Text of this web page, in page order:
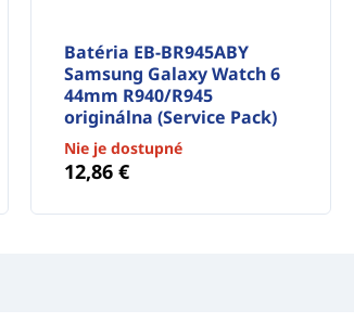
Batéria EB-BR945ABY
Samsung Galaxy Watch 6
44mm R940/R945
originálna (Service Pack)
Nie je dostupné
12,86 €